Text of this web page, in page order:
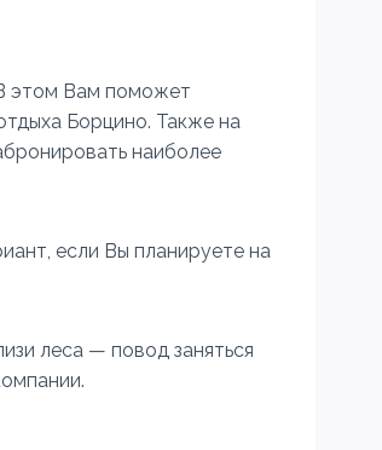
этом Вам поможет
Борцино. Также на
наиболее
если Вы планируете на
леса — повод заняться